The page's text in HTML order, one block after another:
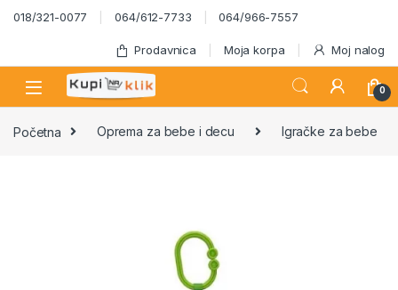
Skip to navigation
Skip to content
018/321-0077 064/612-7733 064/966-7557
Prodavnica Moja korpa Moj nalog
0
Početna Oprema za bebe i decu Igračke za bebe